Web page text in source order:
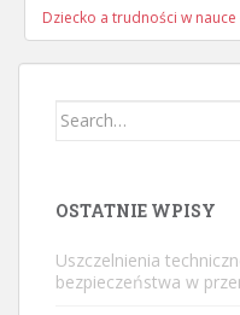
Dziecko a trudności w
Search
OSTATNIE WPISY
Uszczelnienia
bezpieczeństwa w